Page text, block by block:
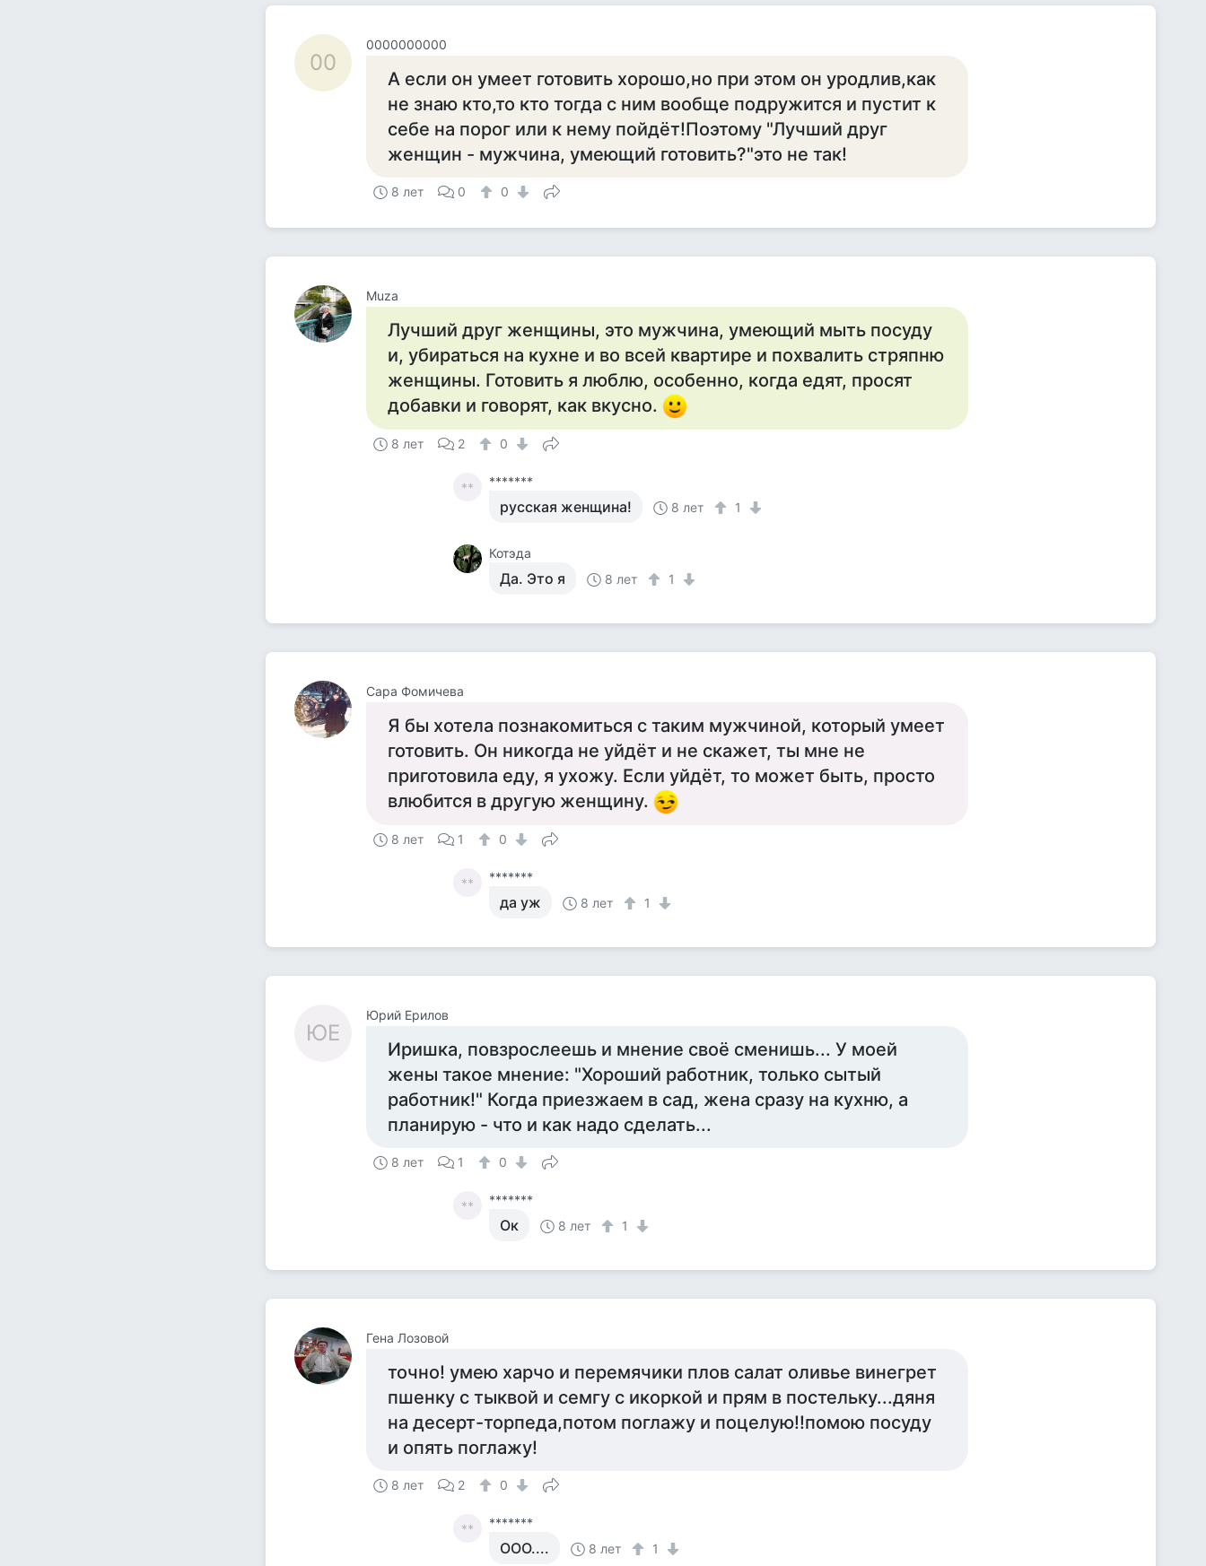
00
0000000000
А если он умеет готовить хорошо,но при этом он уродлив,как
не знаю кто,то кто тогда с ним вообще подружится и пустит к
себе на порог или к нему пойдёт!Поэтому "Лучший друг
женщин - мужчина, умеющий готовить?"это не так!
8 лет 0 0
Muza
Лучший друг женщины, это мужчина, умеющий мыть посуду
и, убираться на кухне и во всей квартире и похвалить стряпню
женщины. Готовить я люблю, особенно, когда едят, просят
добавки и говорят, как вкусно.
8 лет 2 0
** *******
русская женщина! 8 лет 1
Котэда
Да. Это я 8 лет 1
Сара Фомичева
Я бы хотела познакомиться с таким мужчиной, который умеет
готовить. Он никогда не уйдёт и не скажет, ты мне не
приготовила еду, я ухожу. Если уйдёт, то может быть, просто
влюбится в другую женщину.
8 лет 1 0
** *******
да уж 8 лет 1
ЮЕ
Юрий Ерилов
Иришка, повзрослеешь и мнение своё сменишь... У моей
жены такое мнение: "Хороший работник, только сытый
работник!" Когда приезжаем в сад, жена сразу на кухню, а
планирую - что и как надо сделать...
8 лет 1 0
** *******
Ок 8 лет 1
Гена Лозовой
точно! умею харчо и перемячики плов салат оливье винегрет
пшенку с тыквой и семгу с икоркой и прям в постельку...дяня
на десерт-торпеда,потом поглажу и поцелую!!помою посуду
и опять поглажу!
8 лет 2 0
** *******
ООО.... 8 лет 1